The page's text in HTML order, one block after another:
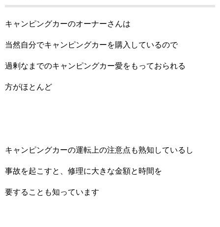
キャンピングカーのオーナーさんは
当然自分でキャンピングカーを購入しているので
過剰なまでのキャンピングカー愛をもっておられる
方がほとんど
キャンピングカーの運転上の注意点も熟知しているし
事故を起こすと、修理に大きな金額と時間を
要することも知っています